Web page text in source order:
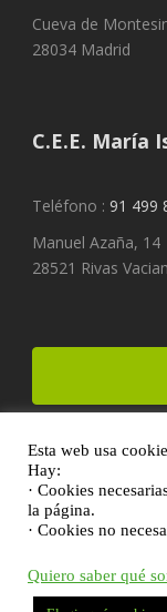
Cueva de
28034 Madrid
C.E.E. María
Teléfono : 91 499
Manuel Azaña, 14
28521 Rivas
Esta web usa
Hay:
· Cookies
la página.
· Cookies no
Quiero saber qué